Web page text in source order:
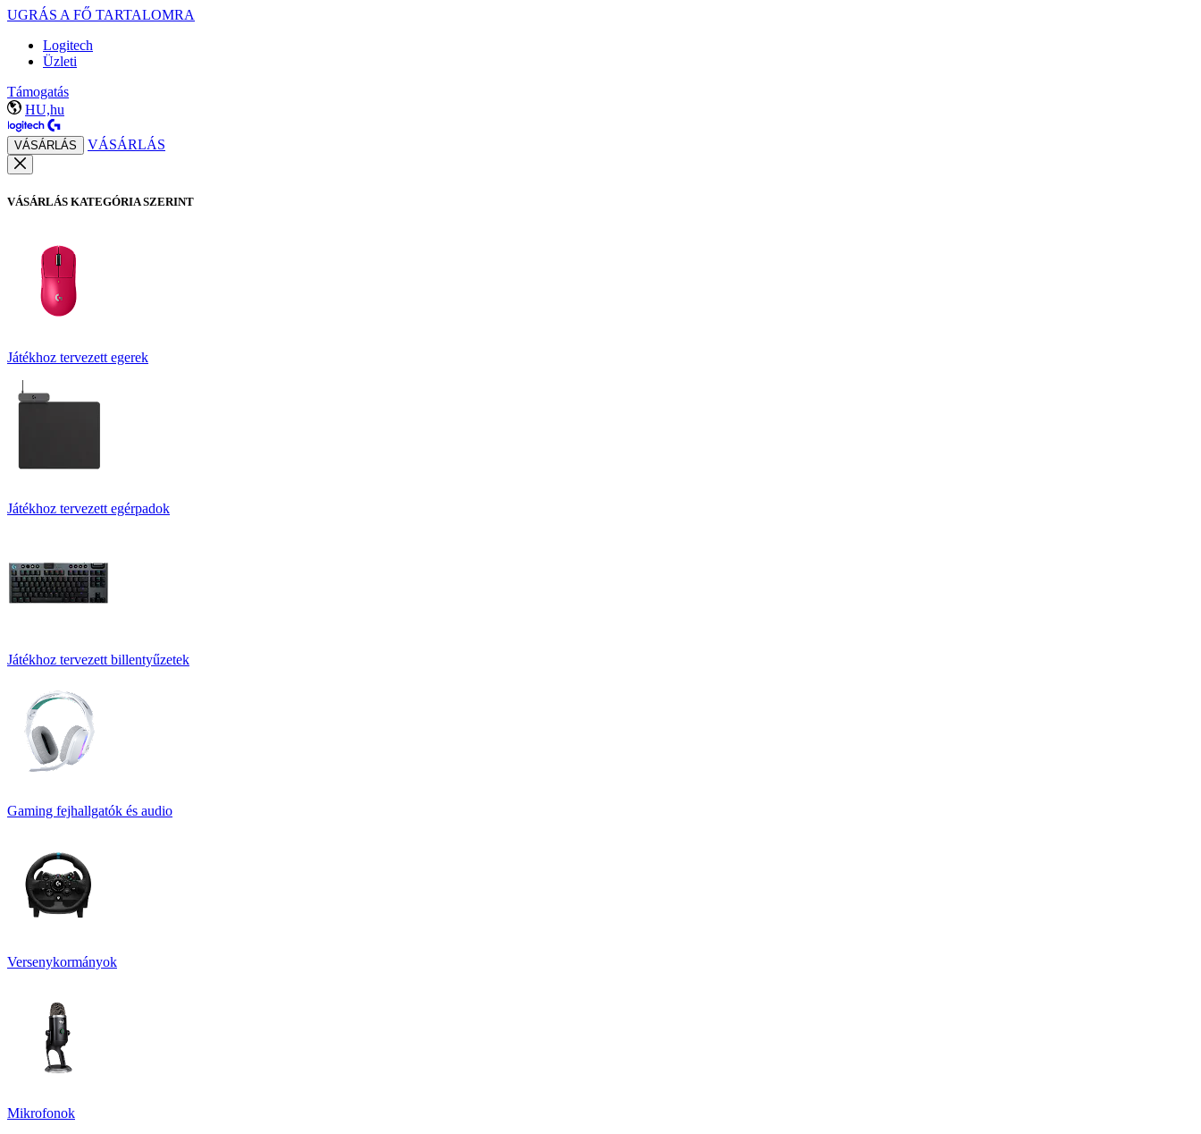
UGRÁS A FŐ TARTALOMRA
Logitech
Üzleti
Támogatás
HU,hu
VÁSÁRLÁS VÁSÁRLÁS
VÁSÁRLÁS KATEGÓRIA SZERINT
Játékhoz tervezett egerek
Játékhoz tervezett egérpadok
Játékhoz tervezett billentyűzetek
Gaming fejhallgatók és audio
Versenykormányok
Mikrofonok